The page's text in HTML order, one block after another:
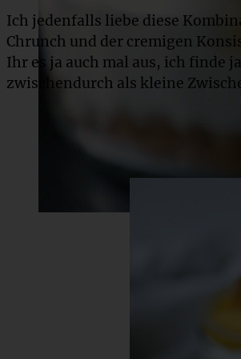
Ich jedenfalls liebe diese
Chrunch und der cremigen
Ihr es ja auch mal aus, ich finde
zwischendurch als kleine